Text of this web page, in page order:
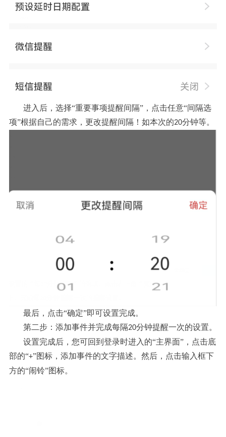
进入后，选择“重要事项提醒间隔”，点击任意“间隔选
项”根据自己的需求，更改提醒间隔！如本次的20分钟等。
最后，点击“确定”即可设置完成。
第二步： 添加事件并完成每隔20分钟提醒一次的设置。
设置完成后，您可回到登录时进入的“主界面”，点击底
部的“+”图标，添加事件的文字描述。然后，点击输入框下
方的“闹铃”图标。